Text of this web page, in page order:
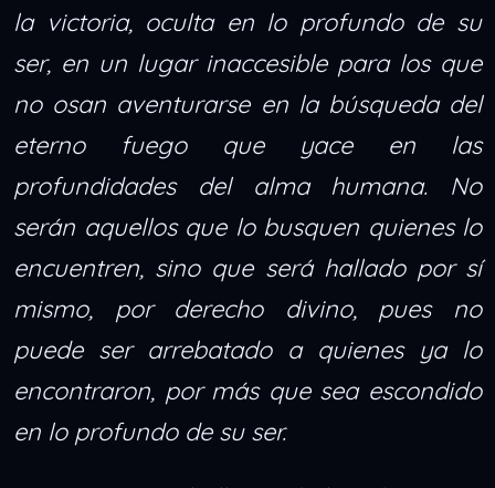
la victoria, oculta en lo profundo de su
ser, en un lugar inaccesible para los que
no osan aventurarse en la búsqueda del
eterno fuego que yace en las
profundidades del alma humana. No
serán aquellos que lo busquen quienes lo
encuentren, sino que será hallado por sí
mismo, por derecho divino, pues no
puede ser arrebatado a quienes ya lo
encontraron, por más que sea escondido
en lo profundo de su ser.